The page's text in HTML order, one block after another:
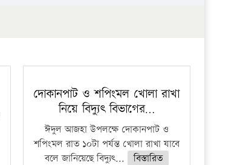
দোকানপাট ও শপিংমল খোলা রাখা
নিয়ে বিদ্যুৎ বিভাগের…
ঈদুল আজহা উপলক্ষে দোকানপাট ও
শপিংমল রাত ১০টা পর্যন্ত খোলা রাখা যাবে
বলে জানিয়েছে বিদ্যুৎ...
বিস্তারিত